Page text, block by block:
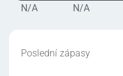
N/A N/A
Poslední zápasy